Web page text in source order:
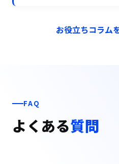
お役立ちコラム
FAQ
よくある質問